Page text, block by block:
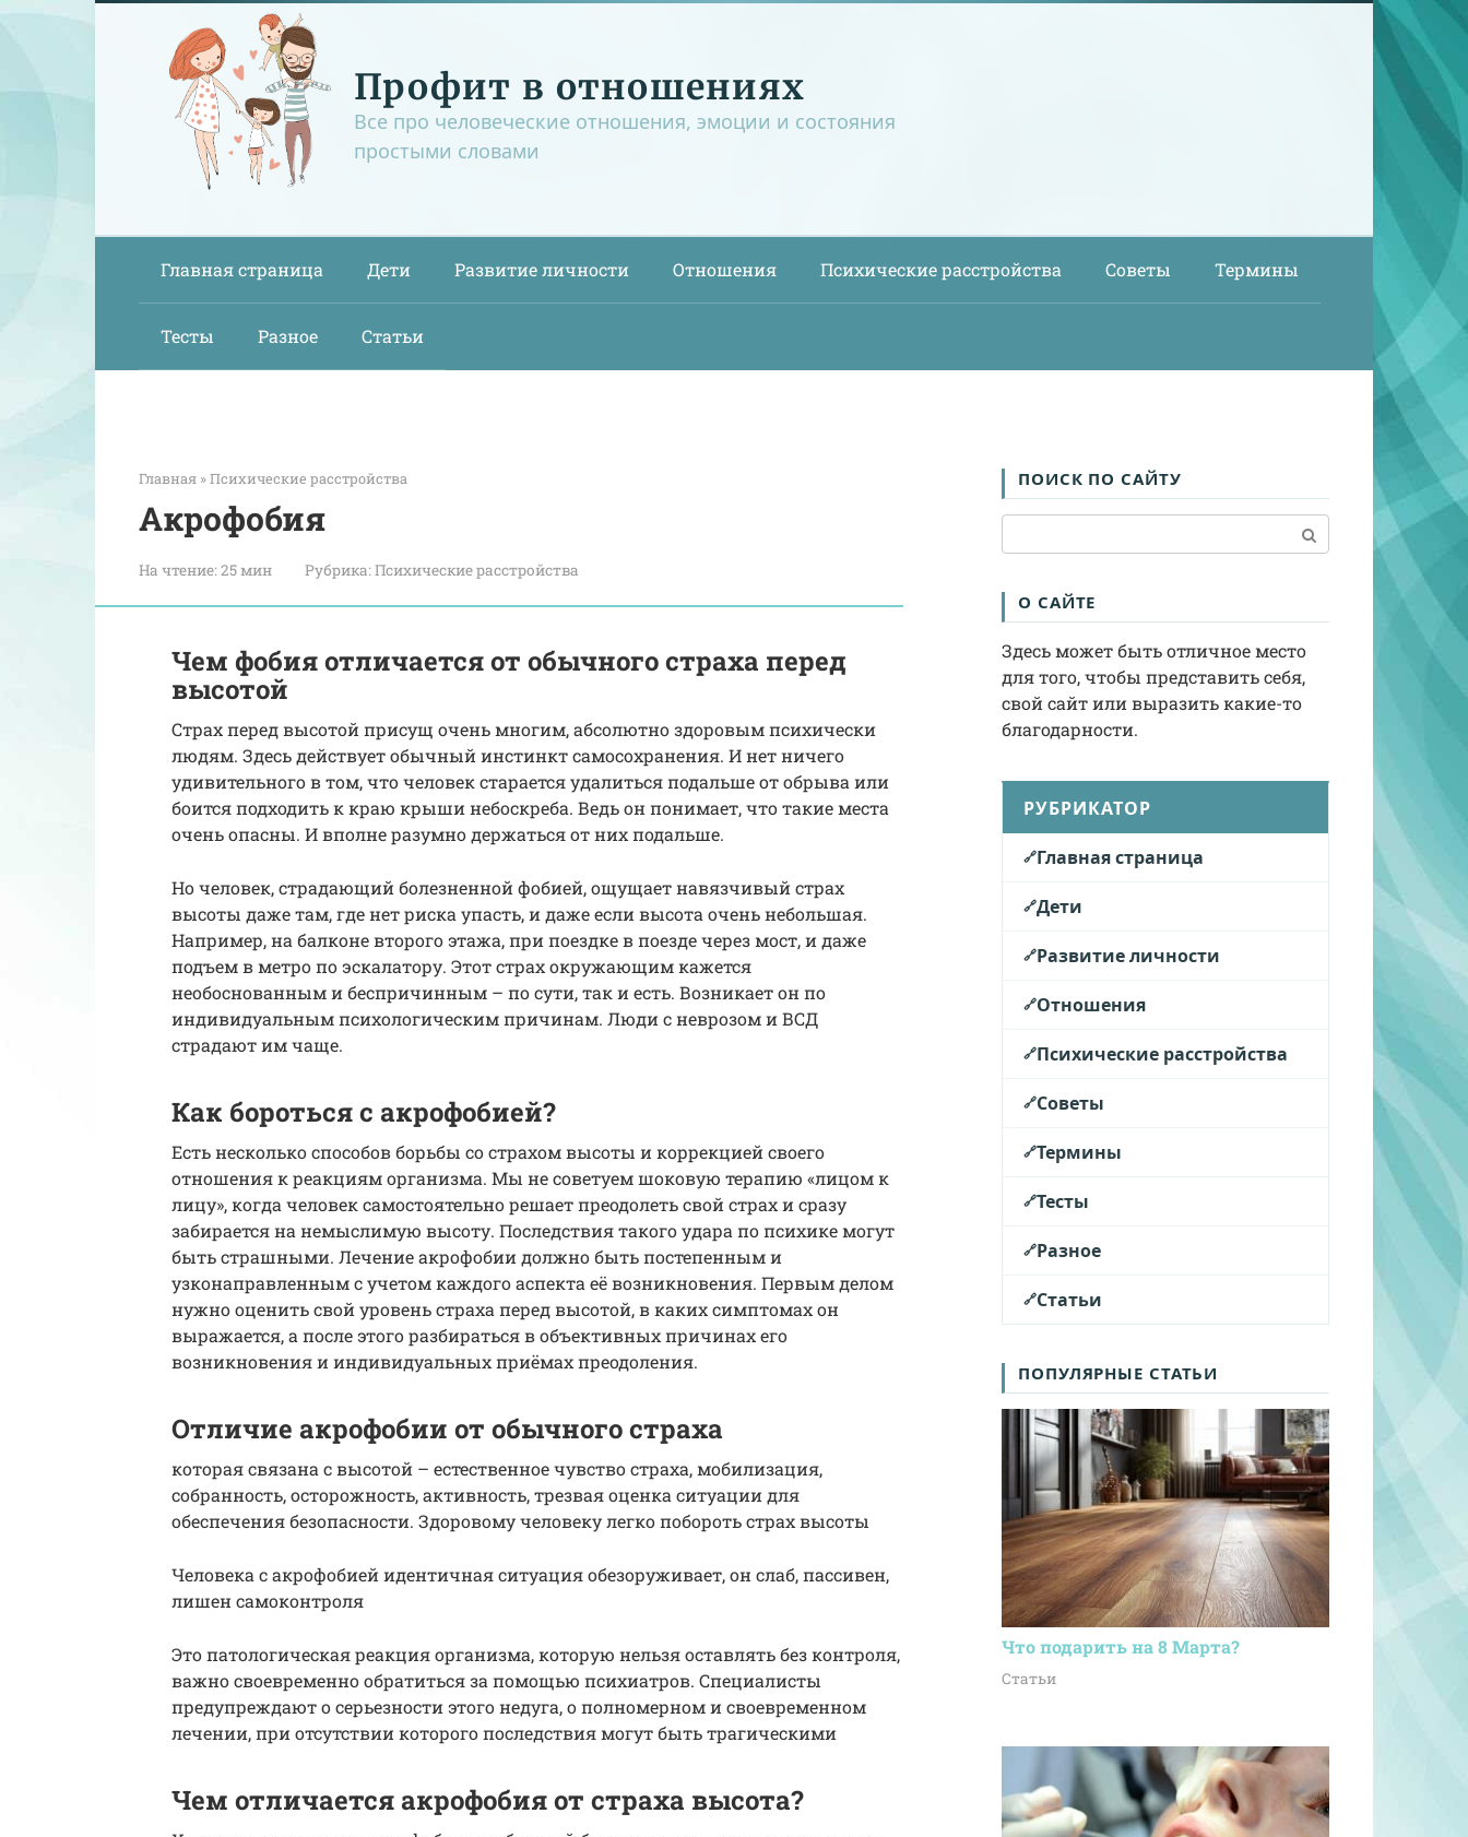
Перейти
Профит в отношениях
Все про человеческие отношения, эмоции и состояния
простыми словами
Главная страница Дети Развитие личности Отношения Психические расстройства Советы Термины
Тесты Разное Статьи
Главная »Психические расстройства
Акрофобия
На чтение:25 мин Рубрика:Психические расстройства
Чем фобия отличается от обычного страха перед
высотой
Страх перед высотой присущ очень многим, абсолютно здоровым психически
людям. Здесь действует обычный инстинкт самосохранения. И нет ничего
удивительного в том, что человек старается удалиться подальше от обрыва или
боится подходить к краю крыши небоскреба. Ведь он понимает, что такие места
очень опасны. И вполне разумно держаться от них подальше.
Но человек, страдающий болезненной фобией, ощущает навязчивый страх
высоты даже там, где нет риска упасть, и даже если высота очень небольшая.
Например, на балконе второго этажа, при поездке в поезде через мост, и даже
подъем в метро по эскалатору. Этот страх окружающим кажется
необоснованным и беспричинным – по сути, так и есть. Возникает он по
индивидуальным психологическим причинам. Люди с неврозом и ВСД
страдают им чаще.
Как бороться с акрофобией?
Есть несколько способов борьбы со страхом высоты и коррекцией своего
отношения к реакциям организма. Мы не советуем шоковую терапию «лицом к
лицу», когда человек самостоятельно решает преодолеть свой страх и сразу
забирается на немыслимую высоту. Последствия такого удара по психике могут
быть страшными. Лечение акрофобии должно быть постепенным и
узконаправленным с учетом каждого аспекта её возникновения. Первым делом
нужно оценить свой уровень страха перед высотой, в каких симптомах он
выражается, а после этого разбираться в объективных причинах его
возникновения и индивидуальных приёмах преодоления.
Отличие акрофобии от обычного страха
которая связана с высотой – естественное чувство страха, мобилизация,
собранность, осторожность, активность, трезвая оценка ситуации для
обеспечения безопасности. Здоровому человеку легко побороть страх высоты
Человека с акрофобией идентичная ситуация обезоруживает, он слаб, пассивен,
лишен самоконтроля
Это патологическая реакция организма, которую нельзя оставлять без контроля,
важно своевременно обратиться за помощью психиатров. Специалисты
предупреждают о серьезности этого недуга, о полномерном и своевременном
лечении, при отсутствии которого последствия могут быть трагическими
Чем отличается акрофобия от страха высота?
ПОИСК ПО САЙТУ
О САЙТЕ
Здесь может быть отличное место
для того, чтобы представить себя,
свой сайт или выразить какие-то
благодарности.
РУБРИКАТОР
Главная страница
Дети
Развитие личности
Отношения
Психические расстройства
Советы
Термины
Тесты
Разное
Статьи
ПОПУЛЯРНЫЕ СТАТЬИ
Что подарить на 8 Марта?
Статьи